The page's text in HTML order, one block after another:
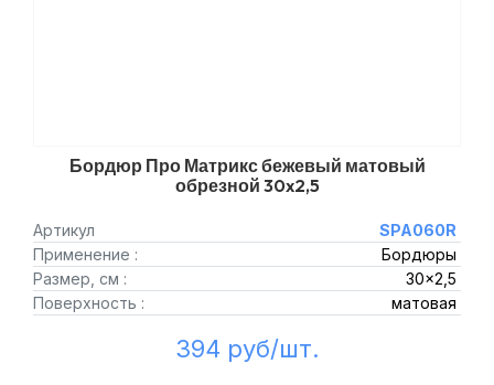
Бордюр Про Матрикс бежевый матовый
обрезной 30x2,5
Артикул
SPA060R
Применение :
Бордюры
Размер, см :
30x2,5
Поверхность :
матовая
394 руб/шт.